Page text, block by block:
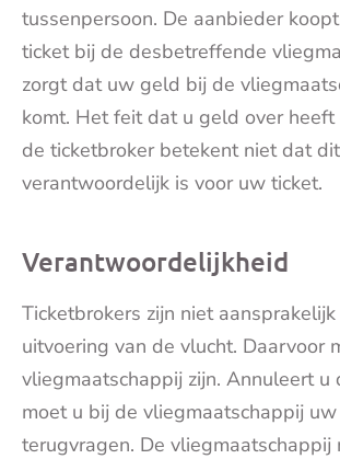
tussenpersoon. De aanbieder
ticket bij de desbetreffende
zorgt dat uw geld bij de
komt. Het feit dat u geld over heeft
de ticketbroker betekent niet dat
verantwoordelijk is voor uw ticket.
Verantwoordelijkheid
Ticketbrokers zijn niet
uitvoering van de vlucht. Daarvoor
vliegmaatschappij zijn. Annuleert u
moet u bij de vliegmaatschappij
terugvragen. De vliegmaatschappij